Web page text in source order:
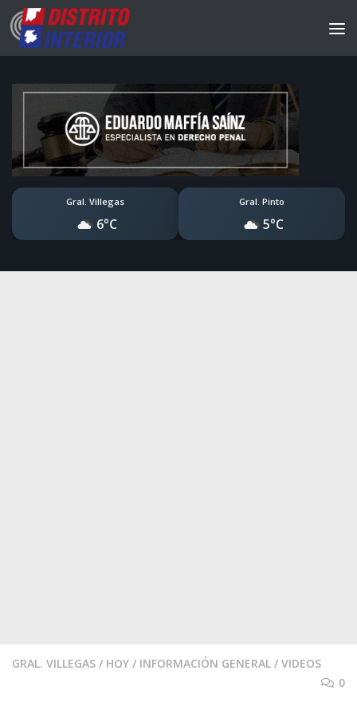
Gral. Villegas
6°C
Gral. Pinto
5°C
GRAL. VILLEGAS / HOY / INFORMACIÓN GENERAL / VIDEOS
0